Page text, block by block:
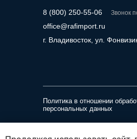
8 (800) 250-55-06
office@rafimport.ru
г. Владивосток, ул.
Политика в отношении
персональных данных
Звонок